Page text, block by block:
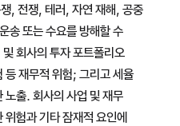
, 전쟁, 테러, 자연 재해, 공중
송 또는 수요를 방해할 수
회사의 투자 포트폴리오
등 재무적 위험; 그리고 세율
노출. 회사의 사업 및 재무
위험과 기타 잠재적 요인에